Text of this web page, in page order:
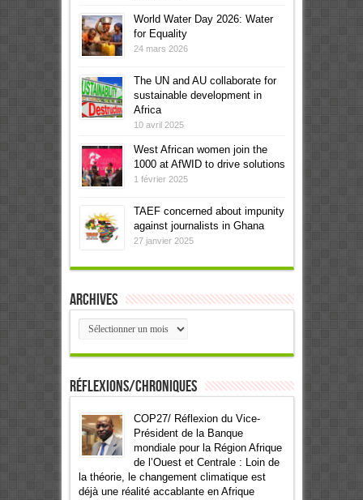
World Water Day 2026: Water
for Equality
24 mars 2026
The UN and AU collaborate for
sustainable development in
Africa
10 avril 2025
West African women join the
1000 at AfWID to drive solutions
1 février 2025
TAEF concerned about impunity
against journalists in Ghana
27 janvier 2025
Archives
Archives
Réflexions/Chroniques
COP27/ Réflexion du Vice-
Président de la Banque
mondiale pour la Région Afrique
de l’Ouest et Centrale : Loin de
la théorie, le changement climatique est
déjà une réalité accablante en Afrique